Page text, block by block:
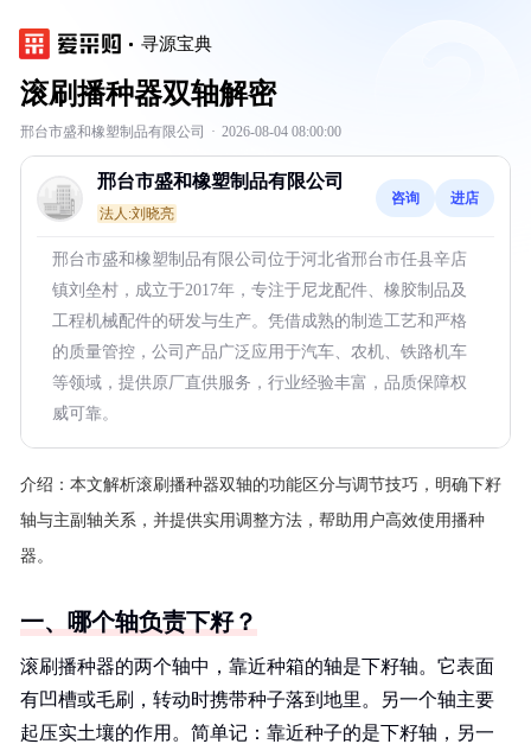
寻源宝典
滚刷播种器双轴解密
邢台市盛和橡塑制品有限公司 · 2026-08-04 08:00:00
邢台市盛和橡塑制品有限公司
法人:刘晓亮
咨询 进店
邢台市盛和橡塑制品有限公司位于河北省邢台市任县辛店
镇刘垒村，成立于2017年，专注于尼龙配件、橡胶制品及
工程机械配件的研发与生产。凭借成熟的制造工艺和严格
的质量管控，公司产品广泛应用于汽车、农机、铁路机车
等领域，提供原厂直供服务，行业经验丰富，品质保障权
威可靠。
介绍： 本文解析滚刷播种器双轴的功能区分与调节技巧，明确下籽
轴与主副轴关系，并提供实用调整方法，帮助用户高效使用播种
器。
一、哪个轴负责下籽？
滚刷播种器的两个轴中，靠近种箱的轴是下籽轴。它表面
有凹槽或毛刷，转动时携带种子落到地里。另一个轴主要
起压实土壤的作用。简单记：靠近种子的是下籽轴，另一